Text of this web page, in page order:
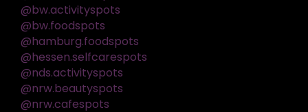
@bw.activityspots
@bw.foodspots
@hamburg.foodspots
@hessen.selfcarespots
@nds.activityspots
@nrw.beautyspots
@nrw.cafespots